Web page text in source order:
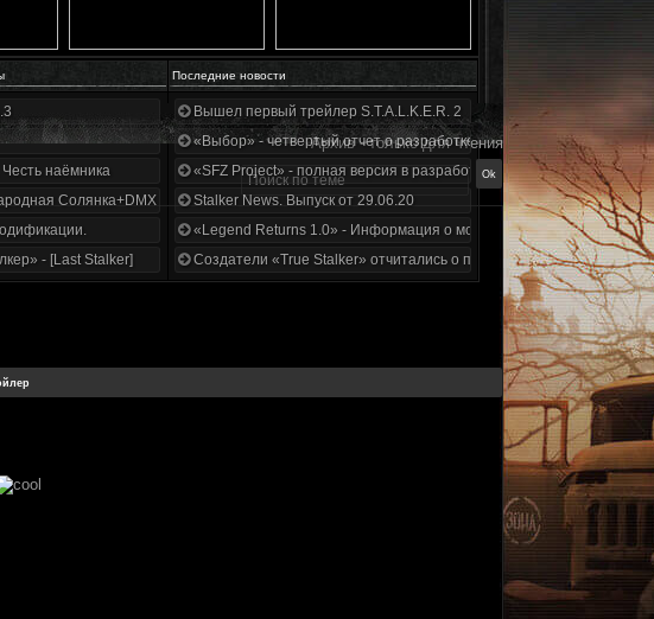
Последние новости
трейлера
наёмника
Солянка+DMX 1.3.5.ООП.МА.К.
- [Last Stalker]
Вышел первый трейлер S.T.A.L.K.E.R. 2
«Выбор» - четвертый отчет о разработке!
«SFZ Project» - полная версия в разработке!
Stalker News. Выпуск от 29.06.20
«Legend Returns 1.0» - Информация о моде за июнь 2020
Создатели «True Stalker» отчитались о проделанной работе
Архив - только для чтения